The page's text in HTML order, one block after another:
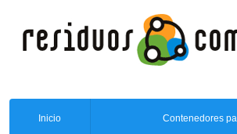
Inicio Contenedores